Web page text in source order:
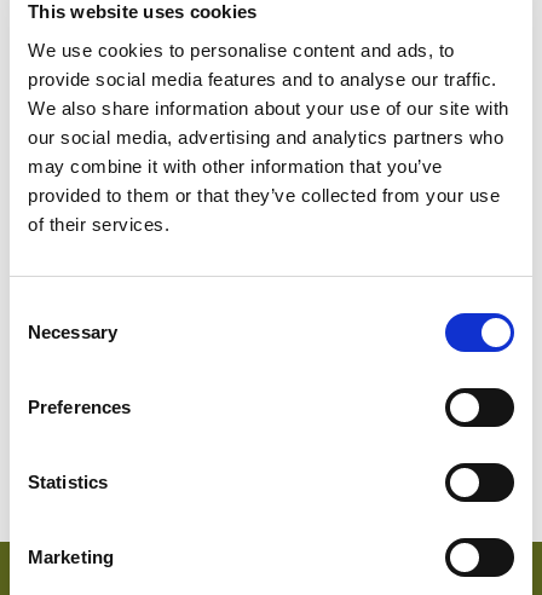
This website uses cookies
We use cookies to personalise content and ads, to
provide social media features and to analyse our traffic.
We also share information about your use of our site with
our social media, advertising and analytics partners who
may combine it with other information that you’ve
provided to them or that they’ve collected from your use
of their services.
Selection
Necessary
Preferences
Statistics
Marketing
SWEDISH
Abu